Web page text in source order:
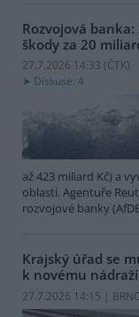
Rozvojová
škody za 20
27.7.2026 14:33 (ČTK)
Diskuse: 4
až 423 miliard Kč) a
oblastí. Agentuře
rozvojové banky
Krajský úřad se
k novému
27.7.2026 14:15 |